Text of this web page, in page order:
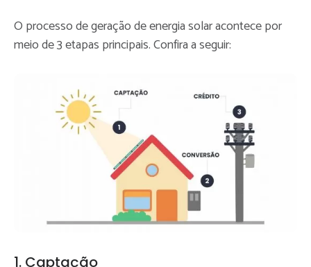
O processo de geração de energia solar acontece por
meio de 3 etapas principais. Confira a seguir:
1. Captação